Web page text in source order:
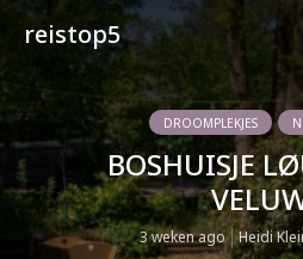
reistop5
DROOMPLEKJES
BOSHUISJE
3 weken ago Heidi